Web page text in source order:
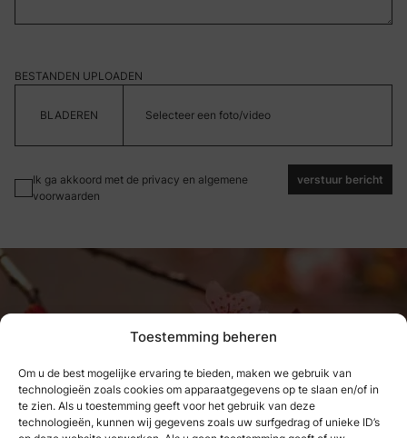
Toestemming beheren
Om u de best mogelijke ervaring te bieden, maken we gebruik van
technologieën zoals cookies om apparaatgegevens op te slaan en/of in
te zien. Als u toestemming geeft voor het gebruik van deze
technologieën, kunnen wij gegevens zoals uw surfgedrag of unieke ID’s
BESTANDEN UPLOADEN
Selecteer een foto/video
Ik ga akkoord met de privacy en algemene
voorwaarden
verstuur bericht
Wat we hebben genoten, kunnen